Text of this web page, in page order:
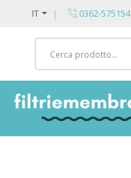
IT 0362-575154